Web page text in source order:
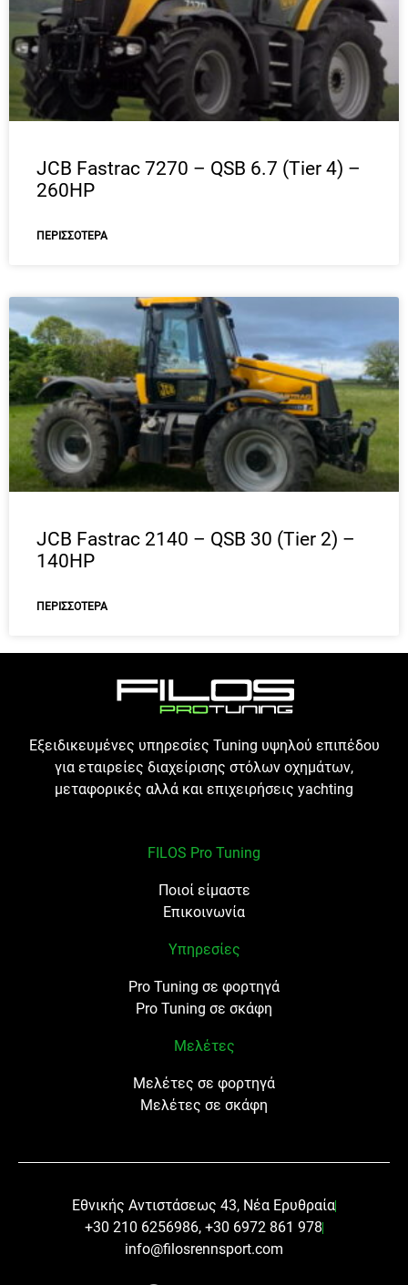
JCB Fastrac 7270 – QSB 6.7 (Tier 4) –
260HP
ΠΕΡΙΣΣΌΤΕΡΑ
JCB Fastrac 2140 – QSB 30 (Tier 2) –
140HP
ΠΕΡΙΣΣΌΤΕΡΑ
Εξειδικευμένες υπηρεσίες Tuning υψηλού επιπέδου
για εταιρείες διαχείρισης στόλων οχημάτων,
μεταφορικές αλλά και επιχειρήσεις yachting
FILOS Pro Tuning
Ποιοί είμαστε
Επικοινωνία
Υπηρεσίες
Pro Tuning σε φορτηγά
Pro Tuning σε σκάφη
Μελέτες
Μελέτες σε φορτηγά
Μελέτες σε σκάφη
Εθνικής Αντιστάσεως 43, Νέα Ερυθραία
+30 210 6256986, +30 6972 861 978
info@filosrennsport.com